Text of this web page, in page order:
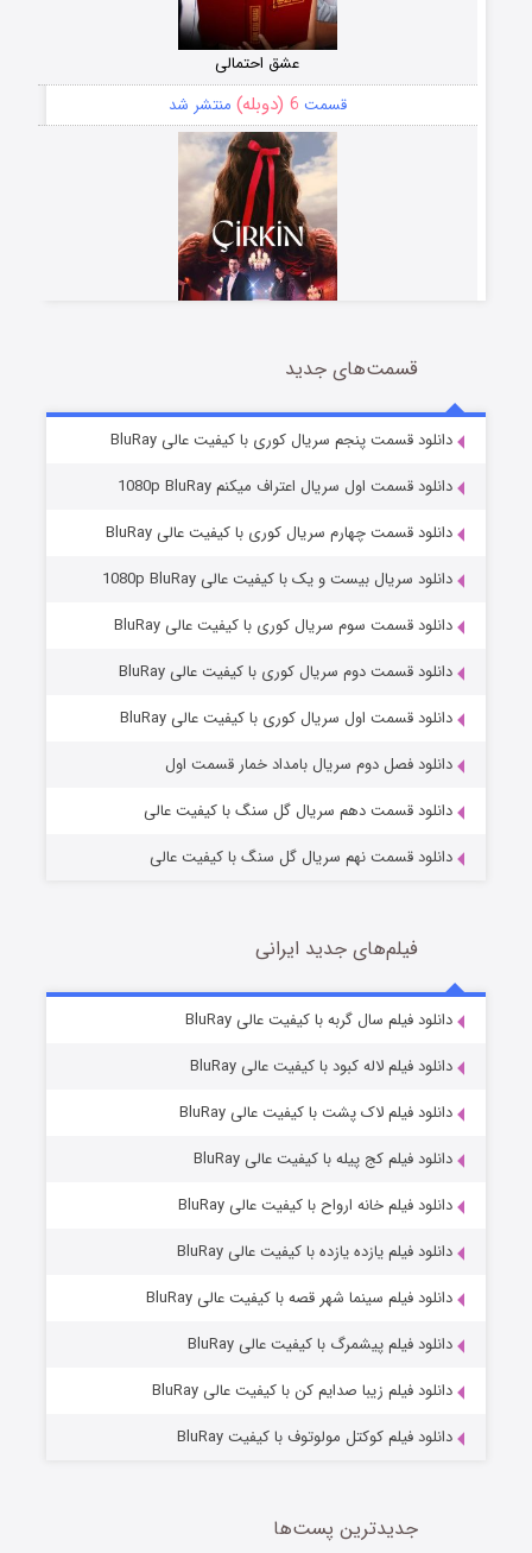
عشق احتمالی
قسمت 6 (دوبله) منتشر شد
سریال زشت
قسمت5 (زیرنویس) منتشر شد
وستی ها
قسمت1 (زیرنویس) منتشر شد
قسمت6 (زیرنویس) منتشر شد
قسمت‌های جدید
دانلود قسمت پنجم سریال کوری با کیفیت عالی BluRay
دانلود قسمت اول سریال اعتراف میکنم 1080p BluRay
دانلود قسمت چهارم سریال کوری با کیفیت عالی BluRay
دانلود سریال بیست و یک با کیفیت عالی 1080p BluRay
دانلود قسمت سوم سریال کوری با کیفیت عالی BluRay
دانلود قسمت دوم سریال کوری با کیفیت عالی BluRay
دانلود قسمت اول سریال کوری با کیفیت عالی BluRay
دانلود فصل دوم سریال بامداد خمار قسمت اول
دانلود قسمت دهم سریال گل سنگ با کیفیت عالی
دانلود قسمت نهم سریال گل سنگ با کیفیت عالی
فیلم‌های جدید ایرانی
دانلود فیلم سال گربه با کیفیت عالی BluRay
دانلود فیلم لاله کبود با کیفیت عالی BluRay
دانلود فیلم لاک پشت با کیفیت عالی BluRay
دانلود فیلم کج‌ پیله با کیفیت عالی BluRay
دانلود فیلم خانه ارواح با کیفیت عالی BluRay
دانلود فیلم یازده یازده با کیفیت عالی BluRay
دانلود فیلم سینما شهر قصه با کیفیت عالی BluRay
دانلود فیلم پیشمرگ با کیفیت عالی BluRay
دانلود فیلم زیبا صدایم کن با کیفیت عالی BluRay
دانلود فیلم کوکتل مولوتوف با کیفیت BluRay
جدیدترین پست‌ها